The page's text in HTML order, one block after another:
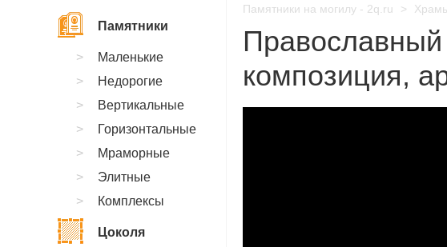
Памятники на могилу - 2q.ru
Православный
композиция,
Памятники
Маленькие
Недорогие
Вертикальные
Горизонтальные
Мраморные
Элитные
Комплексы
Цоколя